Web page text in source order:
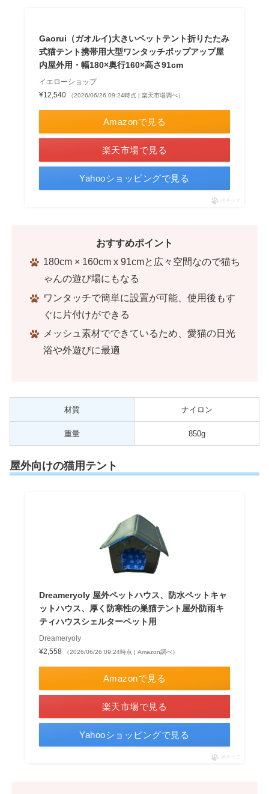
Gaorui（ガオルイ)大きいペットテント折りたたみ
式猫テント携帯用大型ワンタッチポップアップ屋
内屋外用・幅180×奥行160×高さ91cm
イエローショップ
¥12,540
（2026/06/26 09:24時点 | 楽天市場調べ）
Amazonで見る
楽天市場で見る
Yahooショッピングで見る
ポチップ
おすすめポイント
180cm × 160cm x 91cmと広々空間なので猫ち
ゃんの遊び場にもなる
ワンタッチで簡単に設置が可能、使用後もす
ぐに片付けができる
メッシュ素材でできているため、愛猫の日光
浴や外遊びに最適
材質 ナイロン
重量 850g
屋外向けの猫用テント
Dreameryoly 屋外ペットハウス、防水ペットキャ
ットハウス、厚く防寒性の巣猫テント屋外防雨キ
ティハウスシェルターペット用
Dreameryoly
¥2,558
（2026/06/26 09:24時点 | Amazon調べ）
Amazonで見る
楽天市場で見る
Yahooショッピングで見る
ポチップ